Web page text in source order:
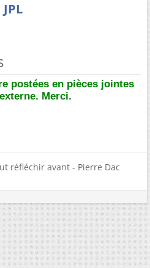
JPL
postées en pièces jointes
Merci.
réfléchir avant - Pierre Dac